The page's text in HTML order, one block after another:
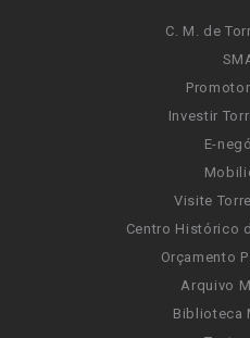
C. M. de
Investir
E-
Visite
Centro Histórico
Orçamento
Arquivo
Biblioteca